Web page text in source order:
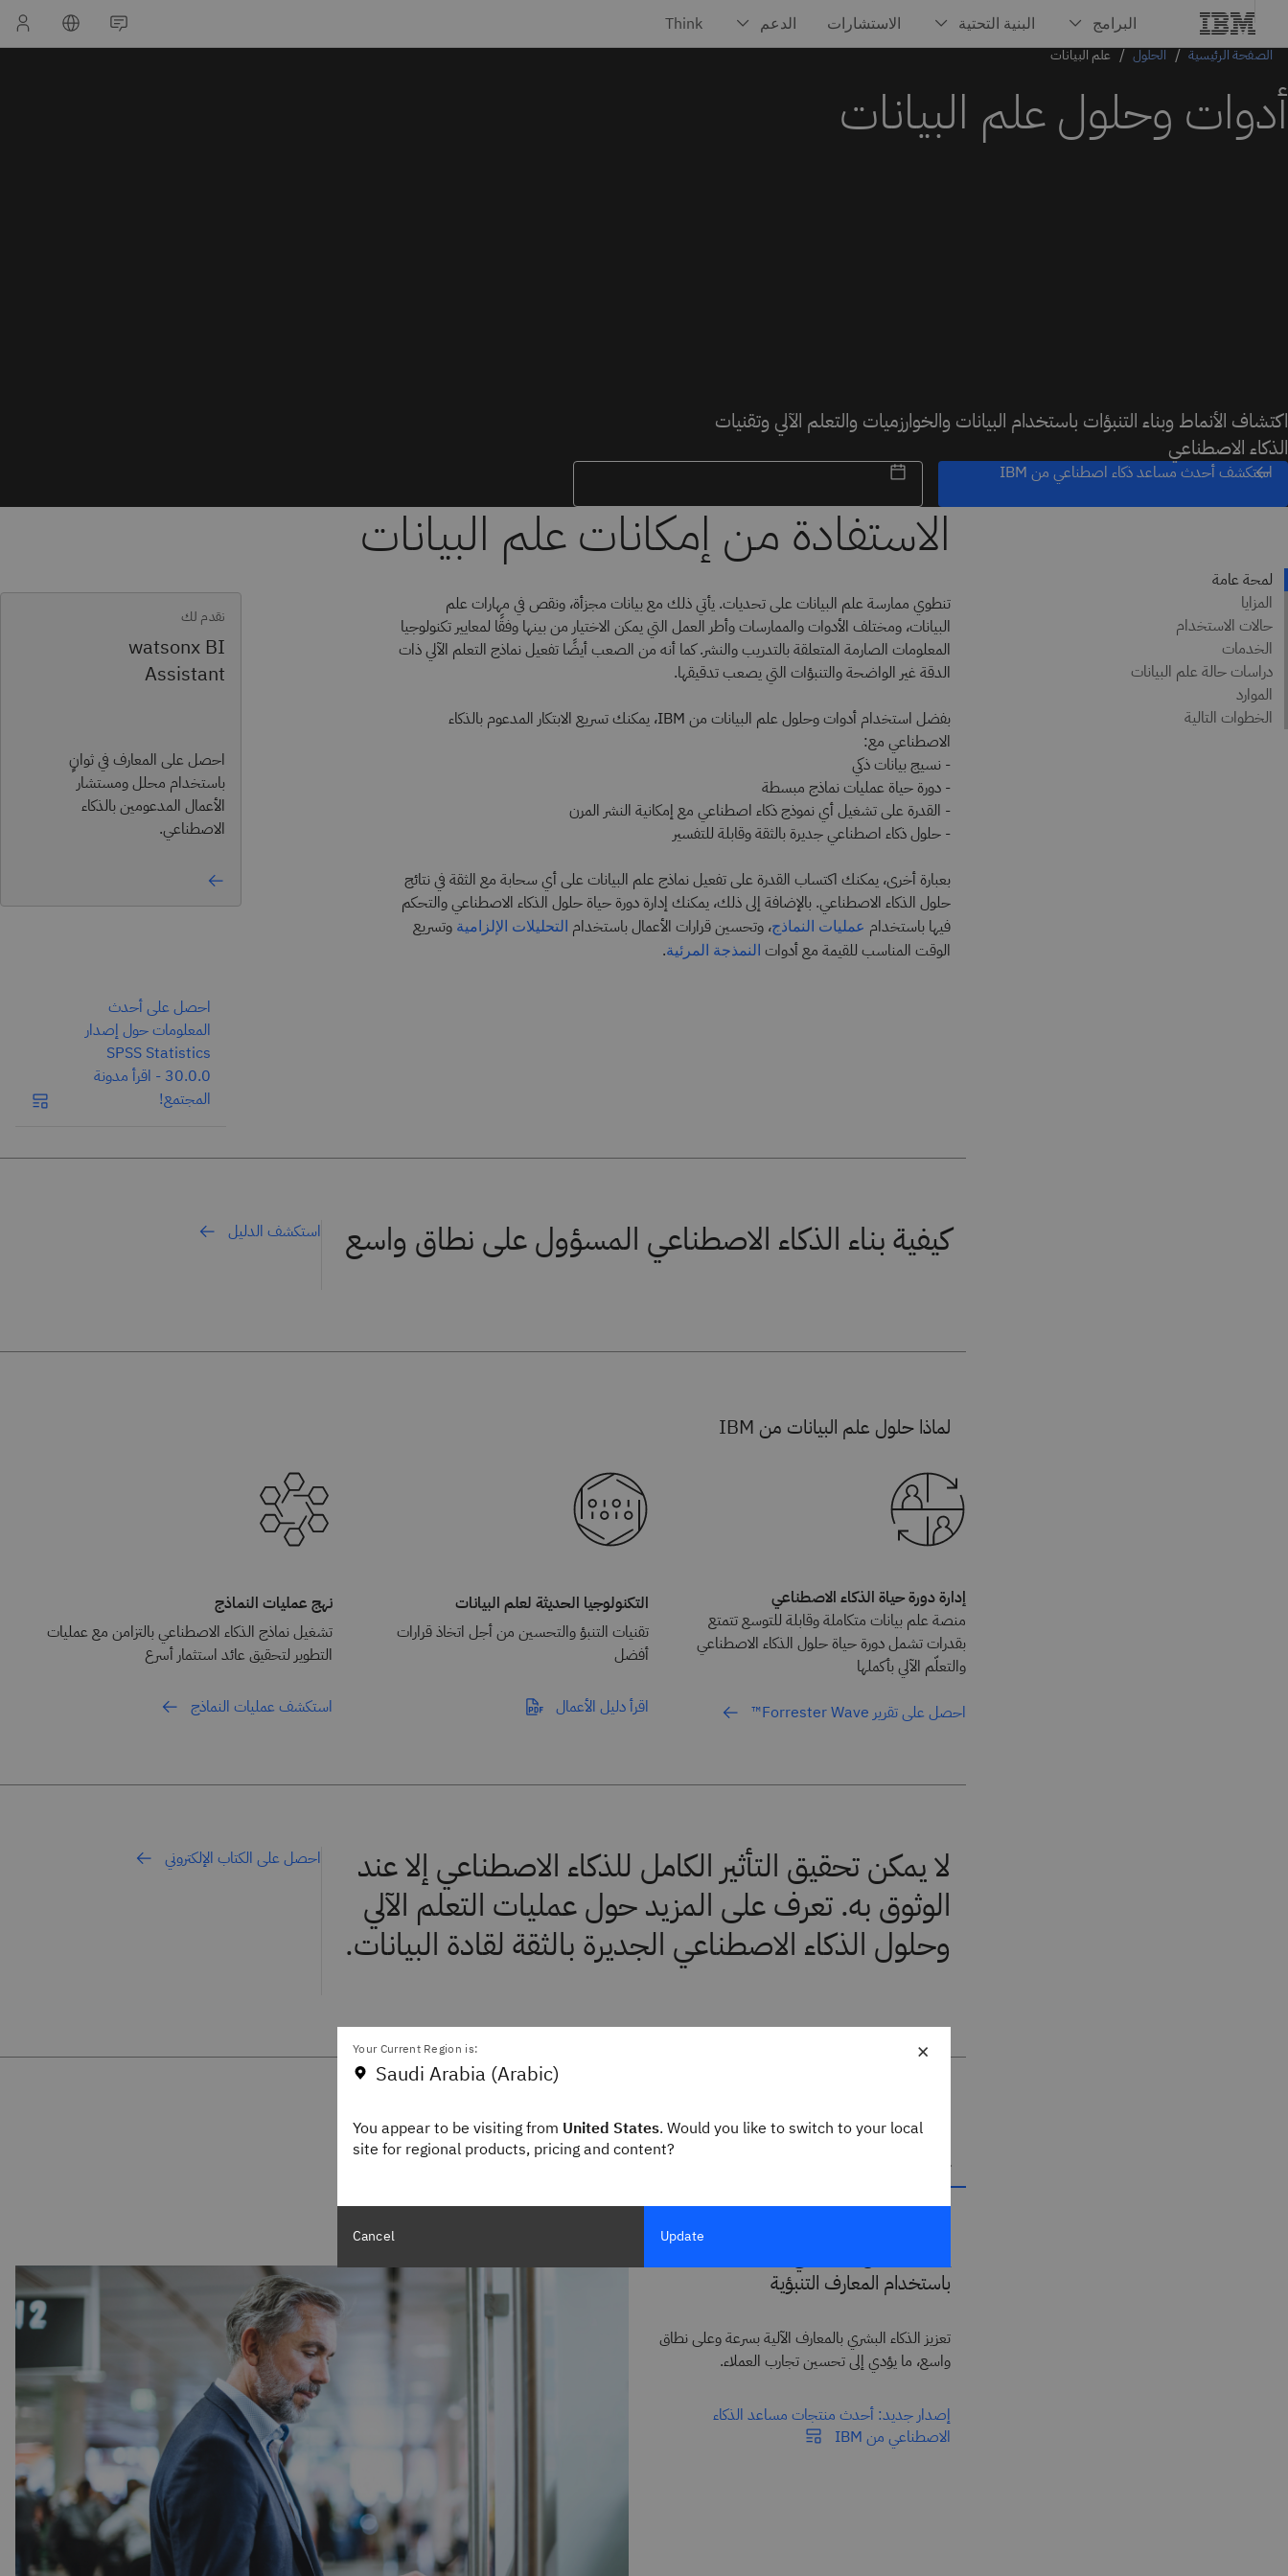
الصفحة الرئيسية الحلول علم البيانات
أدوات وحلول علم البيانات
اكتشاف الأنماط وبناء التنبؤات باستخدام البيانات والخوارزميات والتعلم الآلي وتقنيات
الذكاء الاصطناعي
استكشف أحدث مساعد ذكاء اصطناعي من IBM
تنطوي ممارسة علم البيانات على تحديات. يأتي ذلك مع بيانات مجزأة، ونقص في مهارات علم
البيانات، ومختلف الأدوات والممارسات وأطر العمل التي يمكن الاختيار من بينها وفقًا لمعايير تكنولوجيا
المعلومات الصارمة المتعلقة بالتدريب والنشر. كما أنه من الصعب أيضًا تفعيل نماذج التعلم الآلي ذات
الدقة غير الواضحة والتنبؤات التي يصعب تدقيقها.
بفضل استخدام أدوات وحلول علم البيانات من IBM، يمكنك تسريع الابتكار المدعوم بالذكاء
الاصطناعي مع:
- نسيج بيانات ذكي
- دورة حياة عمليات نماذج مبسطة
- القدرة على تشغيل أي نموذج ذكاء اصطناعي مع إمكانية النشر المرن
- حلول ذكاء اصطناعي جديرة بالثقة وقابلة للتفسير
بعبارة أخرى، يمكنك اكتساب القدرة على تفعيل نماذج علم البيانات على أي سحابة مع الثقة في نتائج
حلول الذكاء الاصطناعي. بالإضافة إلى ذلك، يمكنك إدارة دورة حياة حلول الذكاء الاصطناعي والتحكم
فيها باستخدام عمليات النماذج، وتحسين قرارات الأعمال باستخدام التحليلات الإلزامية وتسريع
الوقت المناسب للقيمة مع أدوات النمذجة المرئية.
نقدم لك
watsonx BI
Assistant
احصل على المعارف في ثوانٍ
باستخدام محلل ومستشار
الأعمال المدعومين بالذكاء
الاصطناعي.
احصل على أحدث
المعلومات حول إصدار
SPSS Statistics
30.0.0 - اقرأ مدونة
المجتمع!
كيفية بناء الذكاء الاصطناعي المسؤول على نطاق واسع استكشف الدليل
لماذا حلول علم البيانات من IBM
إدارة دورة حياة الذكاء الاصطناعي
منصة علم بيانات متكاملة وقابلة للتوسع تتمتع
بقدرات تشمل دورة حياة حلول الذكاء الاصطناعي
والتعلّم الآلي بأكملها
احصل على تقرير Forrester Wave™
التكنولوجيا الحديثة لعلم البيانات
تقنيات التنبؤ والتحسين من أجل اتخاذ قرارات
أفضل
اقرأ دليل الأعمال
نهج عمليات النماذج
تشغيل نماذج الذكاء الاصطناعي بالتزامن مع عمليات
التطوير لتحقيق عائد استثمار أسرع
استكشف عمليات النماذج
لا يمكن تحقيق التأثير الكامل للذكاء الاصطناعي إلا عند
الوثوق به. تعرف على المزيد حول عمليات التعلم الآلي
وحلول الذكاء الاصطناعي الجديرة بالثقة لقادة البيانات.
احصل على الكتاب الإلكتروني
باستخدام المعارف التنبؤية
تعزيز الذكاء البشري بالمعارف الآلية بسرعة وعلى نطاق
واسع، ما يؤدي إلى تحسين تجارب العملاء.
إصدار جديد: أحدث منتجات مساعد الذكاء
الاصطناعي من IBM
×
Your Current Region is:
Saudi Arabia (Arabic)
You appear to be visiting from United States. Would you like to switch to your local
site for regional products, pricing and content?
Cancel Update